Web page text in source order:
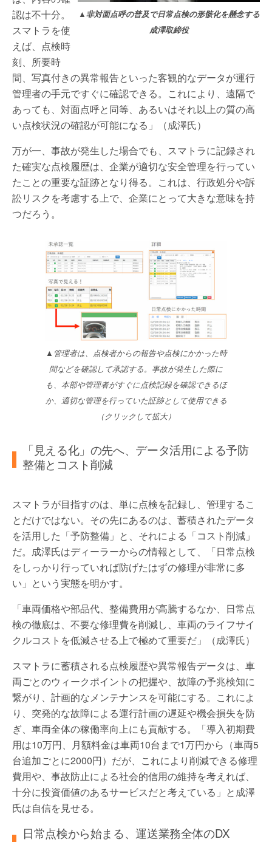
▲非対面点呼の普及で日常点検の形骸化を懸念する
成澤取締役
認は不十分。
スマトラを使
えば、点検時
刻、所要時
間、写真付きの異常報告といった客観的なデータが運行
管理者の手元ですぐに確認できる。これにより、遠隔で
あっても、対面点呼と同等、あるいはそれ以上の質の高
い点検状況の確認が可能になる」（成澤氏）
万が一、事故が発生した場合でも、スマトラに記録され
た確実な点検履歴は、企業が適切な安全管理を行ってい
たことの重要な証跡となり得る。これは、行政処分や訴
訟リスクを考慮する上で、企業にとって大きな意味を持
つだろう。
▲管理者は、点検者からの報告や点検にかかった時
間などを確認して承認する。事故が発生した際に
も、本部や管理者がすぐに点検記録を確認できるほ
か、適切な管理を行っていた証跡として使用できる
（クリックして拡大）
「見える化」の先へ、データ活用による予防
整備とコスト削減
スマトラが目指すのは、単に点検を記録し、管理するこ
とだけではない。その先にあるのは、蓄積されたデータ
を活用した「予防整備」と、それによる「コスト削減」
だ。成澤氏はディーラーからの情報として、「日常点検
をしっかり行っていれば防げたはずの修理が非常に多
い」という実態を明かす。
「車両価格や部品代、整備費用が高騰するなか、日常点
検の徹底は、不要な修理費を削減し、車両のライフサイ
クルコストを低減させる上で極めて重要だ」（成澤氏）
スマトラに蓄積される点検履歴や異常報告データは、車
両ごとのウィークポイントの把握や、故障の予兆検知に
繋がり、計画的なメンテナンスを可能にする。これによ
り、突発的な故障による運行計画の遅延や機会損失を防
ぎ、車両全体の稼働率向上にも貢献する。「導入初期費
用は10万円、月額料金は車両10台まで1万円から（車両5
台追加ごとに2000円）だが、これにより削減できる修理
費用や、事故防止による社会的信用の維持を考えれば、
十分に投資価値のあるサービスだと考えている」と成澤
氏は自信を見せる。
日常点検から始まる、運送業務全体のDX